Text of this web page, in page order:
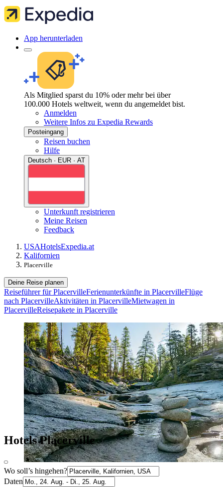
App herunterladen
Als Mitglied sparst du 10% oder mehr bei über
100.000 Hotels weltweit, wenn du angemeldet bist.
Anmelden
Weitere Infos zu Expedia Rewards
Posteingang
Reisen buchen
Hilfe
Deutsch · EUR · AT
Unterkunft registrieren
Meine Reisen
Feedback
USAHotelsExpedia.at
Kalifornien
Placerville
Deine Reise planen
Reiseführer für PlacervilleFerienunterkünfte in PlacervilleFlüge
nach PlacervilleAktivitäten in PlacervilleMietwagen in
PlacervilleReisepakete in Placerville
Hotels Placerville
Wo soll’s hingehen?
Daten